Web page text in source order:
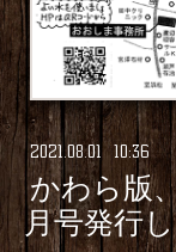
2021 08.01 10:36
かわら版
月号発行